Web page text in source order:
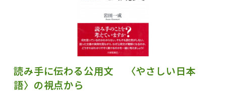
読み手に伝わる公用文 〈やさしい日本
語〉の視点から